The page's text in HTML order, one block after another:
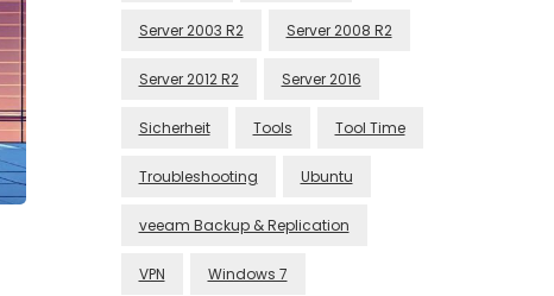
Server 2003 R2 Server 2008 R2
Server 2012 R2 Server 2016
Sicherheit Tools Tool Time
Troubleshooting Ubuntu
veeam Backup & Replication
VPN Windows 7